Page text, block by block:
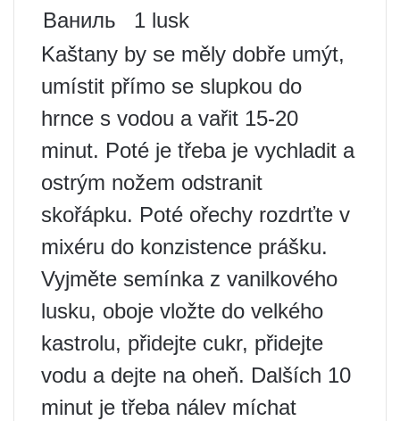
Ваниль
1 lusk
Kaštany by se měly dobře umýt,
umístit přímo se slupkou do
hrnce s vodou a vařit 15-20
minut. Poté je třeba je vychladit a
ostrým nožem odstranit
skořápku. Poté ořechy rozdrťte v
mixéru do konzistence prášku.
Vyjměte semínka z vanilkového
lusku, oboje vložte do velkého
kastrolu, přidejte cukr, přidejte
vodu a dejte na oheň. Dalších 10
minut je třeba nálev míchat